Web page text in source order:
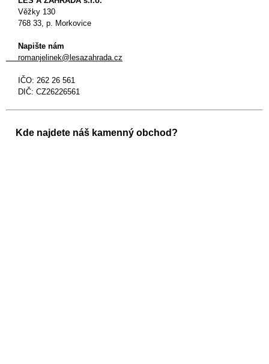
Věžky 130
768 33, p. Morkovice
Napište nám
romanjelinek@lesazahrada.cz
IČO: 262 26 561
DIČ: CZ26226561
Kde najdete náš kamenný obchod?